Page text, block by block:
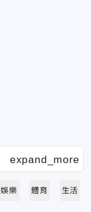
娛樂 體育 生活